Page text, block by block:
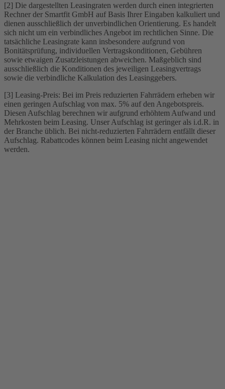
[2] Die dargestellten Leasingraten werden durch einen integrierten
Rechner der Smartfit GmbH auf Basis Ihrer Eingaben kalkuliert und
dienen ausschließlich der unverbindlichen Orientierung. Es handelt
sich nicht um ein verbindliches Angebot im rechtlichen Sinne. Die
tatsächliche Leasingrate kann insbesondere aufgrund von
Bonitätsprüfung, individuellen Vertragskonditionen, Gebühren
sowie etwaigen Zusatzleistungen abweichen. Maßgeblich sind
ausschließlich die Konditionen des jeweiligen Leasingvertrags
sowie die verbindliche Kalkulation des Leasinggebers.
[3] Leasing-Preis: Bei im Preis reduzierten Fahrrädern erheben wir
einen geringen Aufschlag von max. 5% auf den Angebotspreis.
Diesen Aufschlag berechnen wir aufgrund erhöhtem Aufwand und
Mehrkosten beim Leasing. Unser Aufschlag ist geringer als i.d.R. in
der Branche üblich. Bei nicht-reduzierten Fahrrädern entfällt dieser
Aufschlag. Rabattcodes können beim Leasing nicht angewendet
werden.